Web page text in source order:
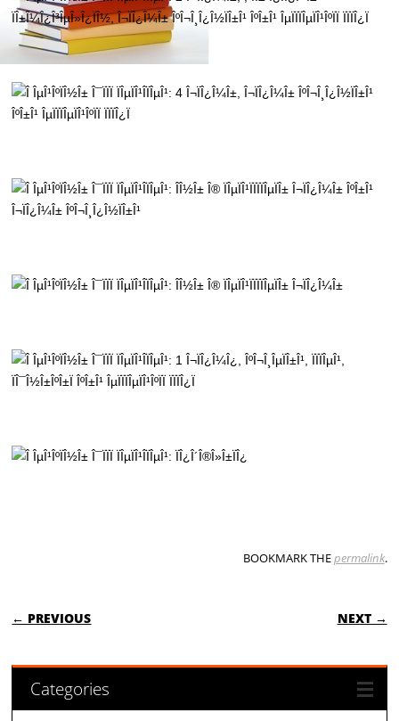
BOOKMARK THEpermalink.
POST NAVIGATION
← PREVIOUS NEXT →
Categories